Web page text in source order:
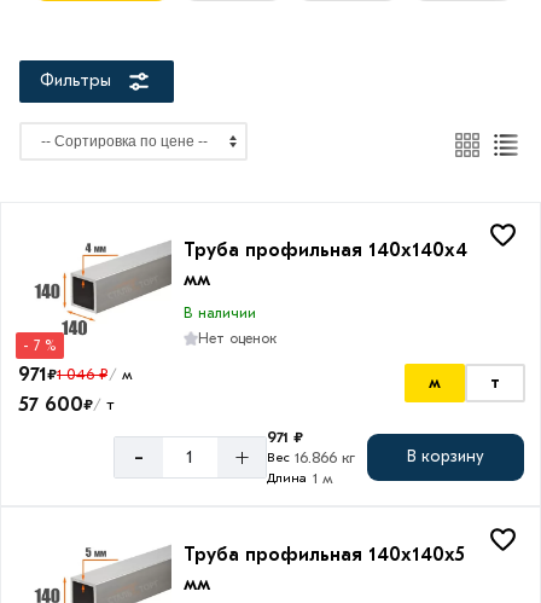
Фильтры
12
м
Квадратная
Высота
140
Ширина
140
- 7 %
Труба профильная 140х140х4
мм
В наличии
Нет оценок
971₽1 046 ₽/ м
57 600₽/ т
м т
- +
971 ₽
Вес 16.866 кг
Длина 1 м
В корзину
Труба профильная 140х140х5
мм